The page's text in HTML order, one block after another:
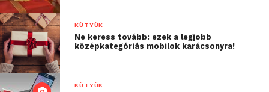
KÜTYÜK
Ne keress tovább: ezek a legjobb
középkategóriás mobilok karácsonyra!
KÜTYÜK